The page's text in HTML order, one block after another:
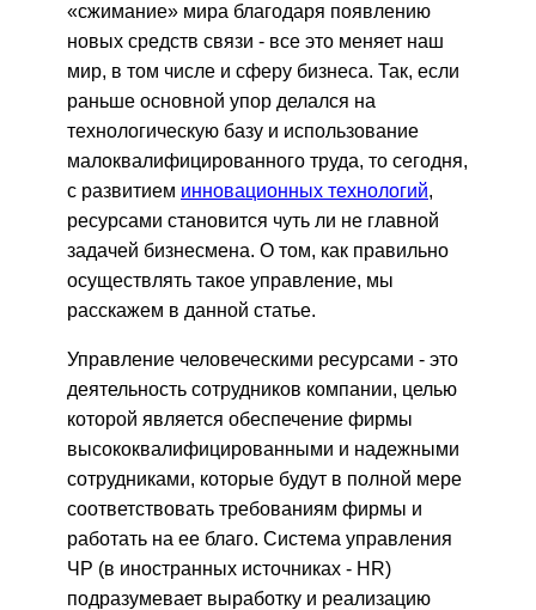
«сжимание» мира благодаря появлению
новых средств связи - все это меняет наш
мир, в том числе и сферу бизнеса. Так, если
раньше основной упор делался на
технологическую базу и использование
малоквалифицированного труда, то сегодня,
с развитием инновационных технологий,
ресурсами становится чуть ли не главной
задачей бизнесмена. О том, как правильно
осуществлять такое управление, мы
расскажем в данной статье.
Управление человеческими ресурсами - это
деятельность сотрудников компании, целью
которой является обеспечение фирмы
высококвалифицированными и надежными
сотрудниками, которые будут в полной мере
соответствовать требованиям фирмы и
работать на ее благо. Система управления
ЧР (в иностранных источниках - HR)
подразумевает выработку и реализацию